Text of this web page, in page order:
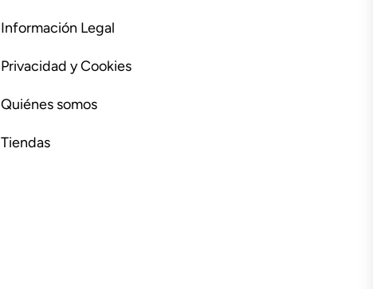
Información Legal
Privacidad y Cookies
Quiénes somos
Tiendas